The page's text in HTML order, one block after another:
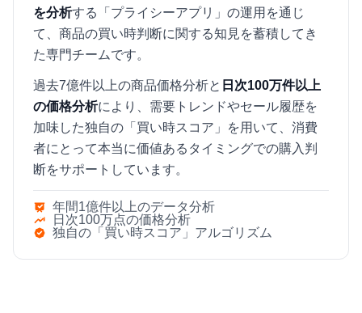
を分析する「プライシーアプリ」の運用を通じ
て、商品の買い時判断に関する知見を蓄積してき
た専門チームです。
過去7億件以上の商品価格分析と 日次100万件以上
の価格分析により、需要トレンドやセール履歴を
加味した独自の「買い時スコア」を用いて、消費
者にとって本当に価値あるタイミングでの購入判
断をサポートしています。
年間1億件以上のデータ分析
日次100万点の価格分析
独自の「買い時スコア」アルゴリズム